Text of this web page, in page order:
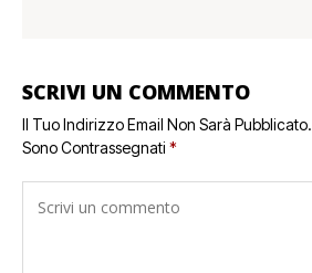
SCRIVI UN COMMENTO
Il Tuo Indirizzo Email Non Sarà Pubblicato.
Sono Contrassegnati *